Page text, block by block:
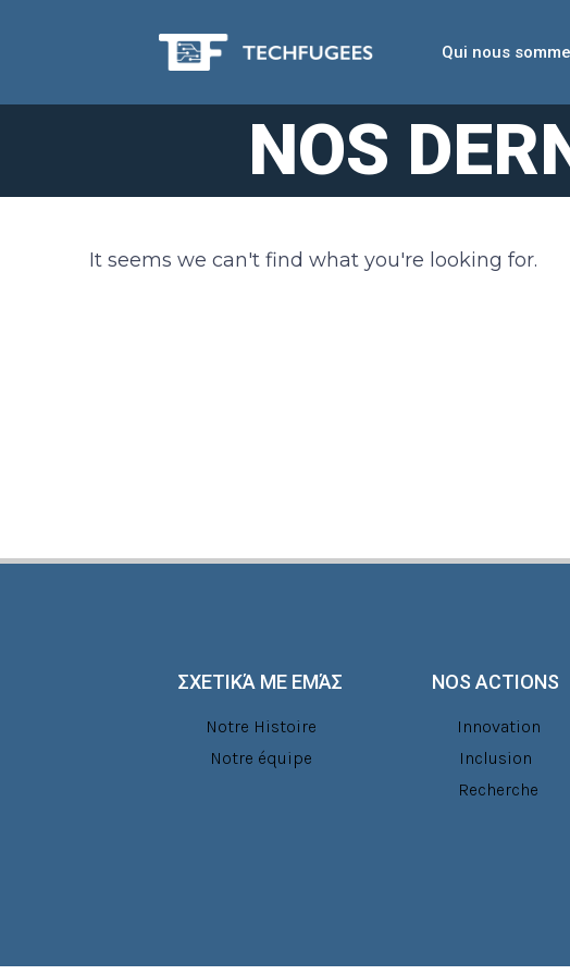
Qui nous
NOS
It seems we can't find what you're looking for.
ΣΧΕΤΙΚΆ ΜΕ ΕΜΆΣ
Notre Histoire
Notre équipe
NOS ACTIONS
Innovation
Inclusion
Recherche